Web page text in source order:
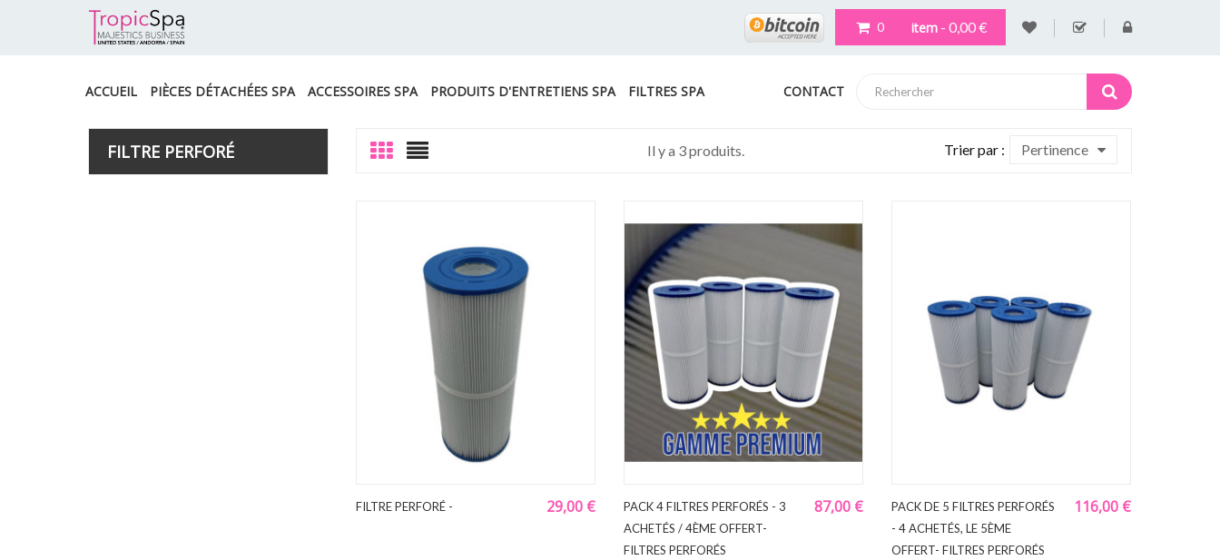
item - 0,00 €
0
ACCUEIL PIÈCES DÉTACHÉES SPA ACCESSOIRES SPA PRODUITS D'ENTRETIENS SPA FILTRES SPA CONTACT
FILTRE PERFORÉ Il y a 3 produits. Trier par : Pertinence
FILTRE PERFORÉ - 29,00 €
PACK 4 FILTRES PERFORÉS - 3
ACHETÉS / 4ÈME OFFERT-
FILTRES PERFORÉS
87,00 €
PACK DE 5 FILTRES PERFORÉS
- 4 ACHETÉS, LE 5ÈME
OFFERT- FILTRES PERFORÉS
116,00 €